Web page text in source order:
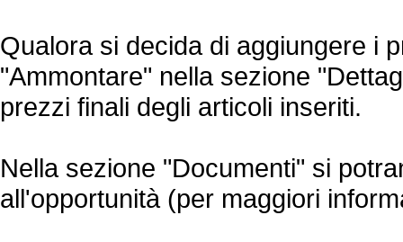
Qualora si decida di aggiungere i
"Ammontare" nella sezione
prezzi finali degli articoli inseriti.
Nella sezione "Documenti" si
all'opportunità (per maggiori